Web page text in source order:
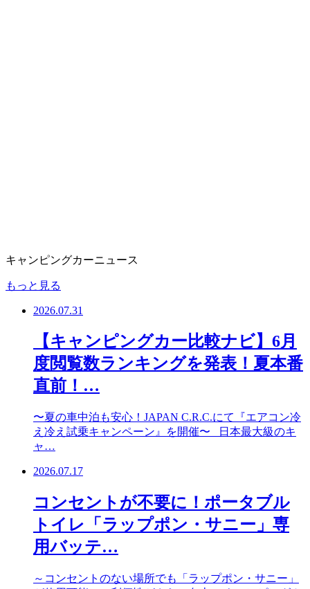
キャンピングカーニュース
もっと見る
2026.07.31
【キャンピングカー比較ナビ】6月
度閲覧数ランキングを発表！夏本番
直前！…
〜夏の車中泊も安心！JAPAN C.R.C.にて『エアコン冷
え冷え試乗キャンペーン』を開催〜 日本最大級のキ
ャ…
2026.07.17
コンセントが不要に！ポータブル
トイレ「ラップポン・サニー」専
用バッテ…
～コンセントのない場所でも「ラップポン・サニー」